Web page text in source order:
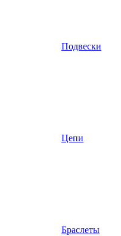
Подвески
Цепи
Браслеты